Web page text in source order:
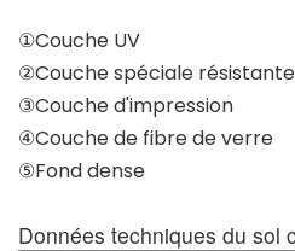
①Couche UV
②Couche spéciale
③Couche d'impression
④Couche de fibre de verre
⑤Fond dense
Données techniques du sol